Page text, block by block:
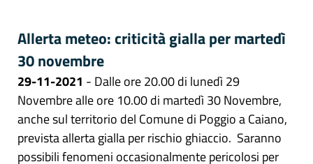
Allerta meteo: criticità gialla per martedì
30 novembre
29-11-2021 - Dalle ore 20.00 di lunedì 29
Novembre alle ore 10.00 di martedì 30 Novembre,
anche sul territorio del Comune di Poggio a Caiano,
prevista allerta gialla per rischio ghiaccio. Saranno
possibili fenomeni occasionalmente pericolosi per